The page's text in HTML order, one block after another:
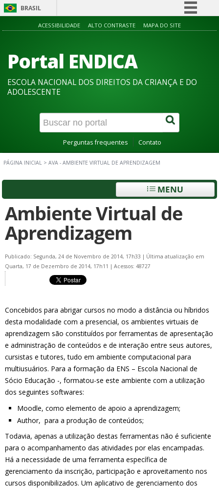
BRASIL
Simplifique!
Acesso à informação
Legislação
ACESSIBILIDADE ALTO CONTRASTE MAPA DO SITE
Portal ENDICA
ESCOLA NACIONAL DOS DIREITOS DA CRIANÇA E DO
ADOLESCENTE
Perguntas frequentes Contato
PÁGINA INICIAL > AVA - AMBIENTE VIRTUAL DE APRENDIZAGEM
MENU
Ambiente Virtual de
Aprendizagem
Publicado: Segunda, 24 de Novembro de 2014, 17h33 | Última atualização em
Quarta, 17 de Dezembro de 2014, 17h11 | Acessos: 48727
Concebidos para abrigar cursos no modo a distância ou híbridos
desta modalidade com a presencial, os ambientes virtuais de
aprendizagem são constituídos por ferramentas de apresentação
e administração de conteúdos e de interação entre seus autores,
cursistas e tutores, tudo em ambiente computacional para
multiusuários. Para a formação da ENS – Escola Nacional de
Sócio Educação -, formatou-se este ambiente com a utilização
dos seguintes softwares:
Moodle, como elemento de apoio a aprendizagem;
Author, para a produção de conteúdos;
Todavia, apenas a utilização destas ferramentas não é suficiente
para o acompanhamento das atividades por elas encampadas.
Há a necessidade de uma ferramenta específica de
gerenciamento da inscrição, participação e aproveitamento nos
cursos disponibilizados. Um aplicativo de gerenciamento dos